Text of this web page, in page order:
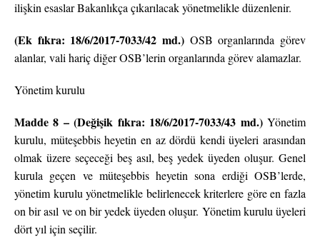
ilişkin esaslar Bakanlıkça çıkarılacak yönetmelikle düzenlenir.
(Ek fıkra: 18/6/2017-7033/42 md.) OSB organlarında görev
alanlar, vali hariç diğer OSB’lerin organlarında görev alamazlar.
Yönetim kurulu
Madde 8 – (Değişik fıkra: 18/6/2017-7033/43 md.) Yönetim
kurulu, müteşebbis heyetin en az dördü kendi üyeleri arasından
olmak üzere seçeceği beş asıl, beş yedek üyeden oluşur. Genel
kurula geçen ve müteşebbis heyetin sona erdiği OSB’lerde,
yönetim kurulu yönetmelikle belirlenecek kriterlere göre en fazla
on bir asıl ve on bir yedek üyeden oluşur. Yönetim kurulu üyeleri
dört yıl için seçilir.